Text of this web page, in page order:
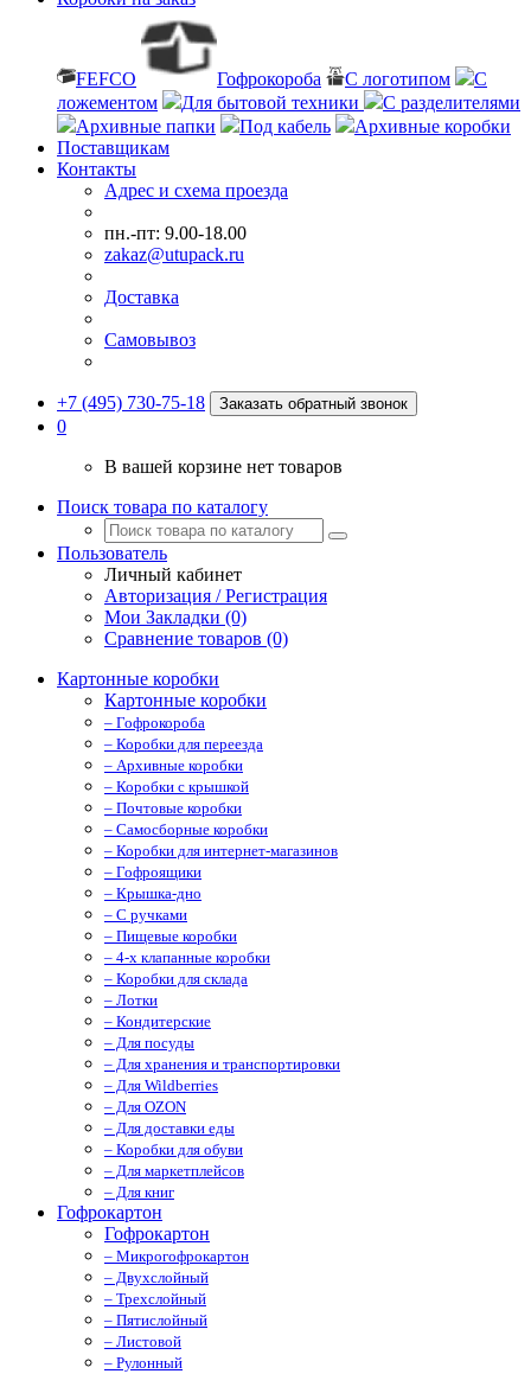
FEFCO Гофрокороба С логотипом
С
ложементом
Для бытовой техники
С разделителями
Архивные папки
Под кабель
Архивные коробки
Поставщикам
Контакты
Адрес и схема проезда
пн.-пт: 9.00-18.00
zakaz@utupack.ru
Доставка
Самовывоз
+7 (495) 730-75-18 Заказать обратный звонок
0
В вашей корзине нет товаров
Поиск товара по каталогу
Пользователь
Личный кабинет
Авторизация / Регистрация
Мои Закладки (0)
Сравнение товаров (0)
Картонные коробки
Картонные коробки
– Гофрокороба
– Коробки для переезда
– Архивные коробки
– Коробки с крышкой
– Почтовые коробки
– Самосборные коробки
– Коробки для интернет-магазинов
– Гофроящики
– Крышка-дно
– С ручками
– Пищевые коробки
– 4-х клапанные коробки
– Коробки для склада
– Лотки
– Кондитерские
– Для посуды
– Для хранения и транспортировки
– Для Wildberries
– Для OZON
– Для доставки еды
– Коробки для обуви
– Для маркетплейсов
– Для книг
Гофрокартон
Гофрокартон
– Микрогофрокартон
– Двухслойный
– Трехслойный
– Пятислойный
– Листовой
– Рулонный